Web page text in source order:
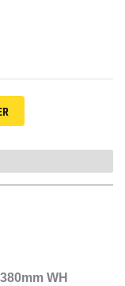
WH